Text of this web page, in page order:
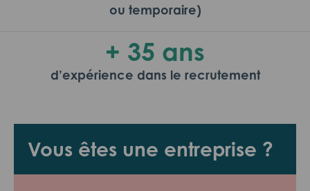
Vous êtes une entreprise ?
ou temporaire)
+ 35 ans
d’expérience dans le recrutement